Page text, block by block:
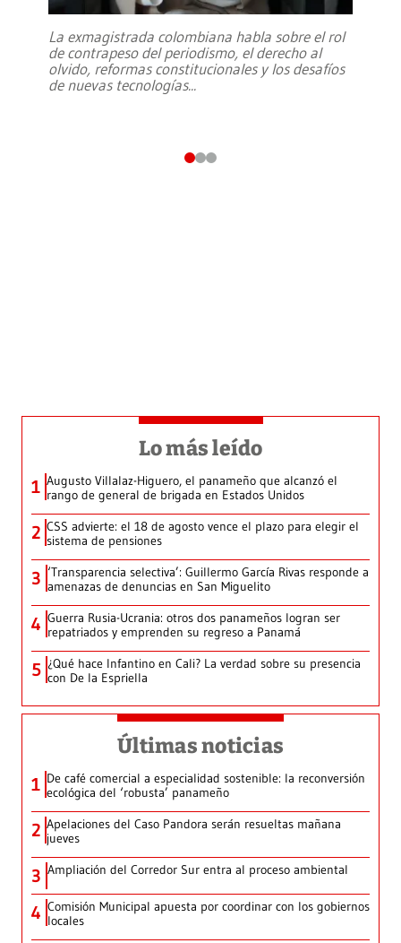
La exmagistrada colombiana habla sobre el rol
de contrapeso del periodismo, el derecho al
olvido, reformas constitucionales y los desafíos
de nuevas tecnologías...
Lo más leído
1 Augusto Villalaz-Higuero, el panameño que alcanzó el
rango de general de brigada en Estados Unidos
2 CSS advierte: el 18 de agosto vence el plazo para elegir el
sistema de pensiones
3 ‘Transparencia selectiva’: Guillermo García Rivas responde a
amenazas de denuncias en San Miguelito
4 Guerra Rusia-Ucrania: otros dos panameños logran ser
repatriados y emprenden su regreso a Panamá
5 ¿Qué hace Infantino en Cali? La verdad sobre su presencia
con De la Espriella
Últimas noticias
1 De café comercial a especialidad sostenible: la reconversión
ecológica del ‘robusta’ panameño
2 Apelaciones del Caso Pandora serán resueltas mañana
jueves
3 Ampliación del Corredor Sur entra al proceso ambiental
4 Comisión Municipal apuesta por coordinar con los gobiernos
locales